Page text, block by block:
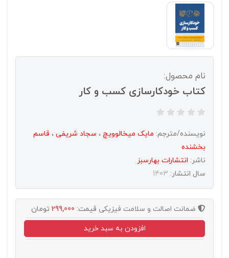
نام محصول:
کتاب خودکارسازی کسب و کار
نویسنده/مترجم: مایک میخالوویچ ، سجاد شریفی ، قاسم
بخشنده
ناشر: انتشارات بهارسبز
سال انتشار: 1403
ضمانت اصالت و سلامت فیزیکی قیمت: 299,000 تومان
افزودن به سبد خرید